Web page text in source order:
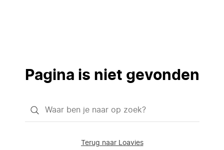
Pagina is niet gevonden
Waar
Terug naar Loavies